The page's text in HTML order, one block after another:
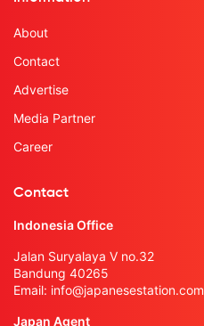
About
Contact
Advertise
Media Partner
Career
Contact
Indonesia Office
Jalan Suryalaya V no.32
Bandung 40265
Email: info@japanesestation.com
Japan Agent